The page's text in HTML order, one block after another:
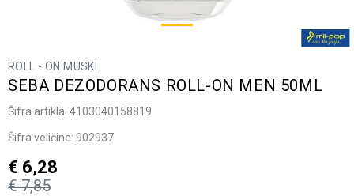
ROLL - ON MUSKI
SEBA DEZODORANS ROLL-ON MEN 50ML
Šifra artikla: 4103040158819
Šifra veličine: 902937
€ 7,85
€ 6,28